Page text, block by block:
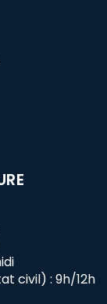
civil) : 9h/12h